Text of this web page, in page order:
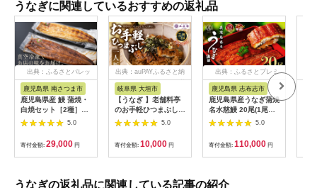
うなぎに関連しているおすすめの返礼品
出典：ふるさとパレッ
ト
鹿児島県 南さつま市
鹿児島県産 鰻 蒲焼・
白焼セット［2種］う
なぎ専門店「万のせ」
加工品 詰め合わせ 詰
合わ ギフト 贈答 贈り
物 手土産 御祝 お祝い
鹿児島うなぎ 鰻 ウナ
の日 蒲焼き 白焼き う
5.0
寄付金額: 29,000 円
出典：auPAYふるさと納
税
岐阜県 大垣市
【うなぎ 】老舗料亭
のお手軽ひつまぶし
国産 鰻 ごはん たれ
出汁つき 冷蔵便 1人
分 国産鰻 国産うなぎ
うな重 ひつまぶし 冷
蔵 ギフト プレゼント
るだけ 10000円 1万
5.0
寄付金額: 10,000 円
出典：ふるさとプレミ
アム
鹿児島県 志布志市
鹿児島県産うなぎ蒲焼
名水慈鰻 20尾(1尾約
160g)＜計約3.2kg＞
5.0
寄付金額: 110,000 円
うなぎの返礼品に関連している記事の紹介